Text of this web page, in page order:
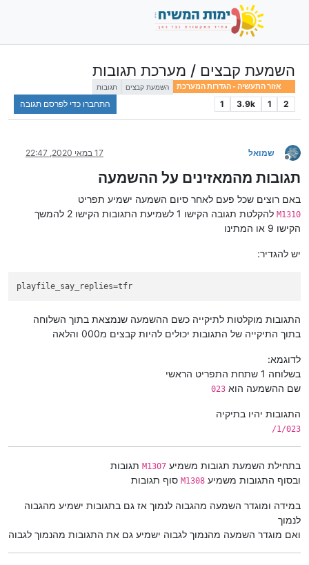
השמעת קבצים / מערכת תגובות
אזור התעשיה - הגדרות המערכת השמעת קבצים תגובות
2
1
3.9k
1 התחברו כדי לפרסם תגובה
מנותק
שמואל 17 במאי 2020, 22:47
תגובות מהמאזינים על ההשמעה
באם רוצים שכל פעם לאחר סיום השמעה ישמיע תפריט
M1310
להקלטת תגובה הקישו 1 לשמיעת התגובות הקישו 2 להמשך
הקישו 9 או המתינו
יש להגדיר:
playfile_say_replies=tfr
התגובות מוקלטות לתיקייה כשם ההשמעה שנמצאת בתוך השלוחה
בתוך התיקייה של התגובות יכולים להיות קבצים מ000 והלאה
לדוגמא:
בשלוחה 1 שתחת התפריט הראשי
שם ההשמעה הוא 023
התגובות יהיו בתיקיה
1/023/
בתחילת השמעת תגובות משמיע M1307 תגובות
ובסוף התגובות משמיע M1308 סוף תגובות
במידה ומוגדר השמעה מהגבוה לנמוך אז גם בתגובות ישמיע מהגבוה
לנמוך
ואם מוגדר השמעה מהנמוך לגבוה ישמיע גם את התגובות מהנמוך לגבוה